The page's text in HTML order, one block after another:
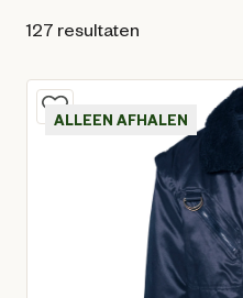
127 resultaten
ALLEEN AFHALEN